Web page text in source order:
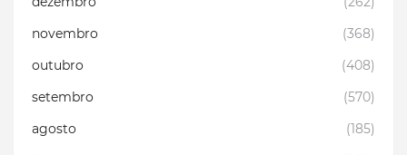
novembro
(368)
outubro
(408)
setembro
(570)
agosto
(185)